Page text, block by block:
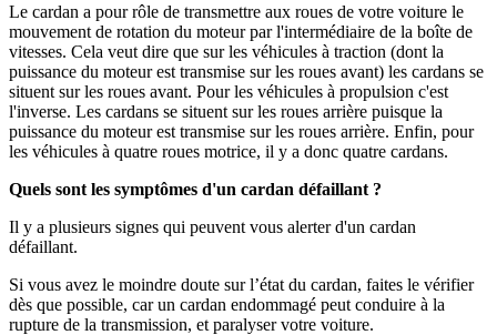
Le cardan a pour rôle de transmettre aux roues de votre voiture le
mouvement de rotation du moteur par l'intermédiaire de la boîte de
vitesses. Cela veut dire que sur les véhicules à traction (dont la
puissance du moteur est transmise sur les roues avant) les cardans se
situent sur les roues avant. Pour les véhicules à propulsion c'est
l'inverse. Les cardans se situent sur les roues arrière puisque la
puissance du moteur est transmise sur les roues arrière. Enfin, pour
les véhicules à quatre roues motrice, il y a donc quatre cardans.
Quels sont les symptômes d'un cardan défaillant ?
Il y a plusieurs signes qui peuvent vous alerter d'un cardan
défaillant.
Si vous avez le moindre doute sur l’état du cardan, faites le vérifier
dès que possible, car un cardan endommagé peut conduire à la
rupture de la transmission, et paralyser votre voiture.